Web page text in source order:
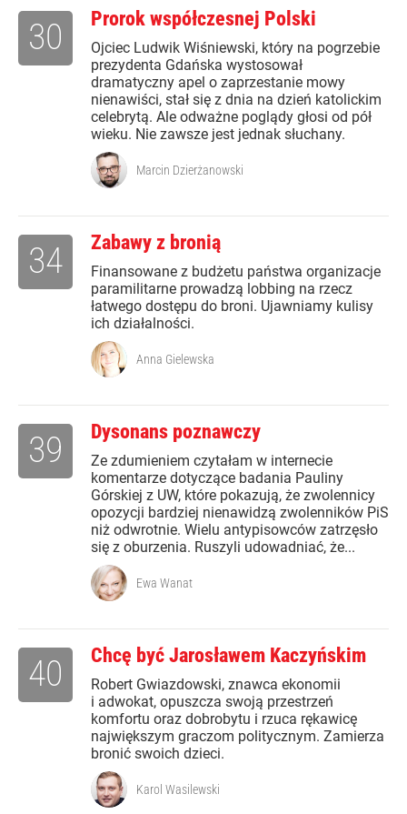
Prorok współczesnej Polski
Ojciec Ludwik Wiśniewski, który na pogrzebie
prezydenta Gdańska wystosował
dramatyczny apel o zaprzestanie mowy
nienawiści, stał się z dnia na dzień katolickim
celebrytą. Ale odważne poglądy głosi od pół
wieku. Nie zawsze jest jednak słuchany.
30
Marcin Dzierżanowski
Zabawy z bronią
Finansowane z budżetu państwa organizacje
paramilitarne prowadzą lobbing na rzecz
łatwego dostępu do broni. Ujawniamy kulisy
ich działalności.
34
Anna Gielewska
Dysonans poznawczy
Ze zdumieniem czytałam w internecie
komentarze dotyczące badania Pauliny
Górskiej z UW, które pokazują, że zwolennicy
opozycji bardziej nienawidzą zwolenników PiS
niż odwrotnie. Wielu antypisowców zatrzęsło
się z oburzenia. Ruszyli udowadniać, że...
39
Ewa Wanat
Chcę być Jarosławem Kaczyńskim
Robert Gwiazdowski, znawca ekonomii
i adwokat, opuszcza swoją przestrzeń
komfortu oraz dobrobytu i rzuca rękawicę
największym graczom politycznym. Zamierza
bronić swoich dzieci.
40
Karol Wasilewski